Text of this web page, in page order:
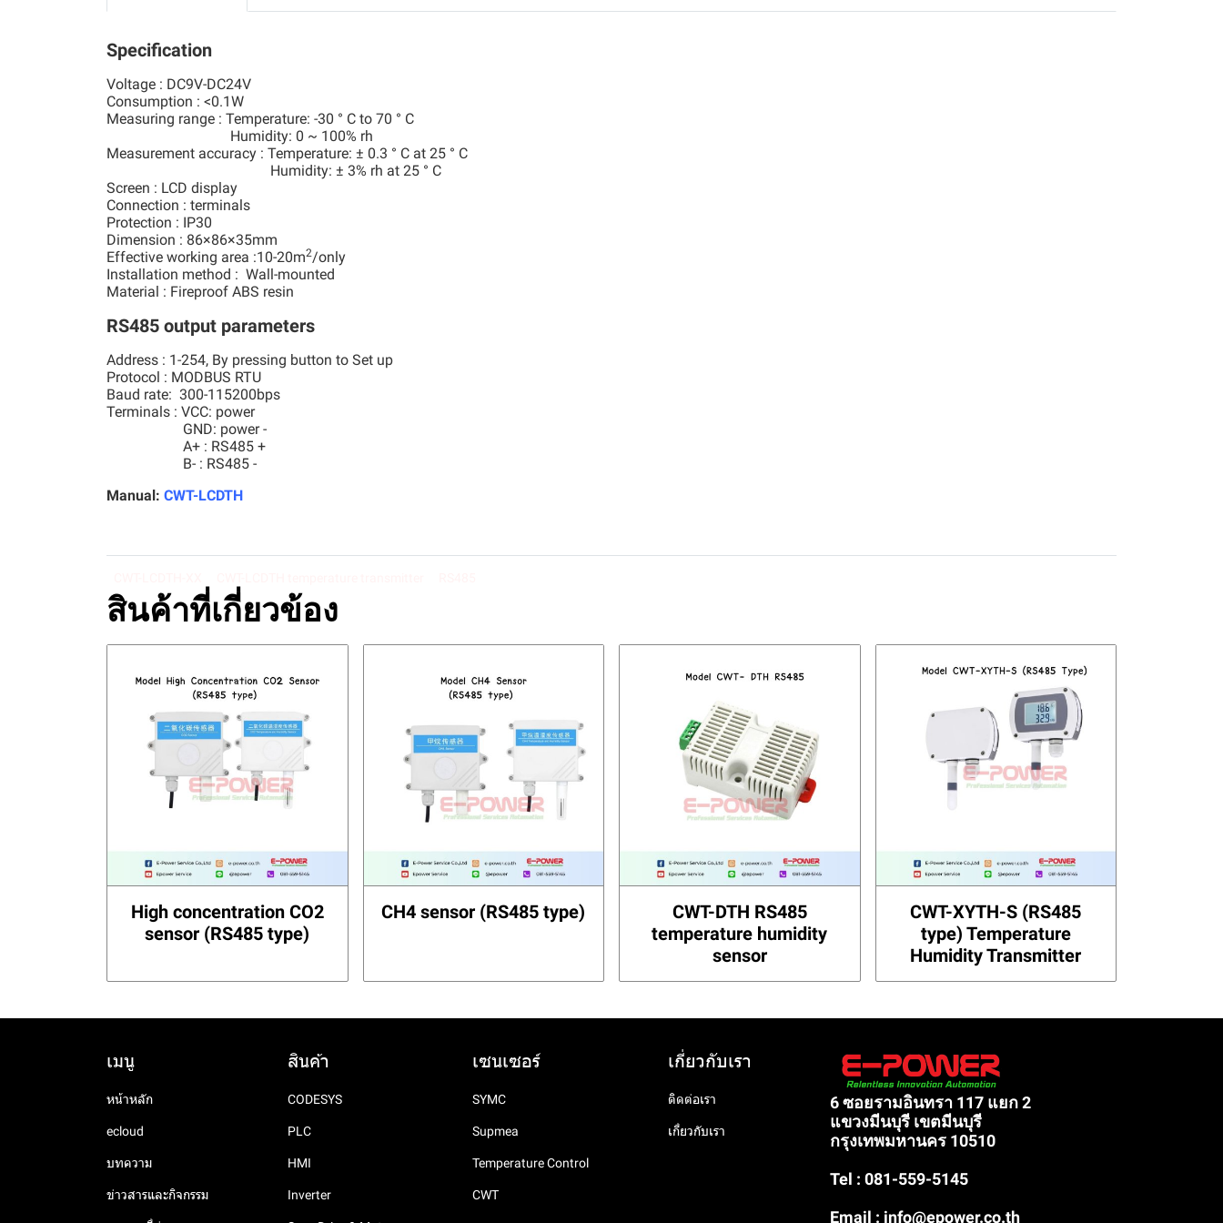
Specification
Voltage : DC9V-DC24V
Consumption : <0.1W
Measuring range : Temperature: -30 ° C to 70 ° C
Humidity: 0 ~ 100% rh
Measurement accuracy : Temperature: ± 0.3 ° C at 25 ° C
Humidity: ± 3% rh at 25 ° C
Screen : LCD display
Connection : terminals
Protection : IP30
Dimension : 86×86×35mm
Effective working area :10-20m2/only
Installation method : Wall-mounted
Material : Fireproof ABS resin
RS485 output parameters
Address : 1-254, By pressing button to Set up
Protocol : MODBUS RTU
Baud rate: 300-115200bps
Terminals : VCC: power
GND: power -
A+ : RS485 +
B- : RS485 -
Manual: CWT-LCDTH
สินค้าที่เกี่ยวข้อง
High concentration CO2
sensor (RS485 type)
CH4 sensor (RS485 type)
CWT-DTH RS485
temperature humidity
sensor
CWT-XYTH-S (RS485
type) Temperature
Humidity Transmitter
เมนู
หน้าหลัก
ecloud
บทความ
ข่าวสารและกิจกรรม
สินค้า
CODESYS
PLC
HMI
Inverter
เซนเซอร์
SYMC
Supmea
Temperature Control
CWT
เกี่ยวกับเรา
ติดต่อเรา
เกี่ยวกับเรา
6 ซอยรามอินทรา 117 แยก 2
แขวงมีนบุรี เขตมีนบุรี
กรุงเทพมหานคร 10510
Tel : 081-559-5145
Email : info@epower.co.th